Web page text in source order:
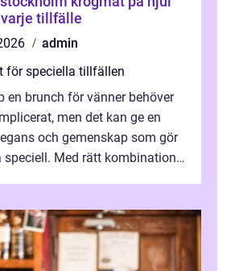
tillfälle
admin
för speciella tillfällen
en brunch för vänner behöver
men det kan ge en
och gemenskap som gör
speciell. Med rätt kombination